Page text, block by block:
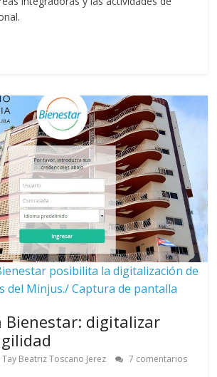
posibilita la digitalización de
del Minjus./ Captura de pantalla
Bienestar: digitalizar
Tay Beatriz Toscano Jerez 7 comentarios